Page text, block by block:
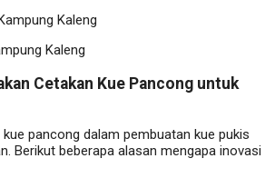
Kaleng
Cetakan Kue Pancong untuk
pancong dalam pembuatan kue pukis
Berikut beberapa alasan mengapa inovasi